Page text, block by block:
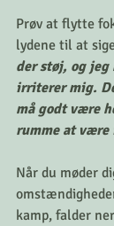
Prøv at flytte
lydene til at
der støj, og
irriterer mig.
må godt være
rumme at
Når du møder
kamp, falder